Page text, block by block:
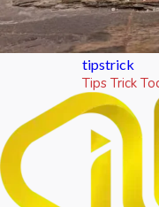
tipstrick
Tips Trick